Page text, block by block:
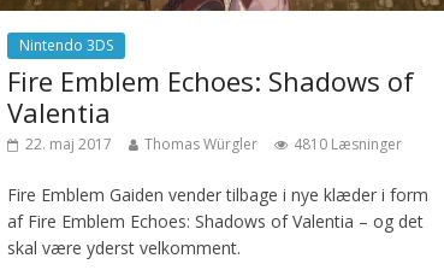
Nintendo 3DS
Fire Emblem Echoes: Shadows of
Valentia
22. maj 2017 Thomas Würgler 4810 Læsninger
Fire Emblem Gaiden vender tilbage i nye klæder i form
af Fire Emblem Echoes: Shadows of Valentia – og det
skal være yderst velkomment.